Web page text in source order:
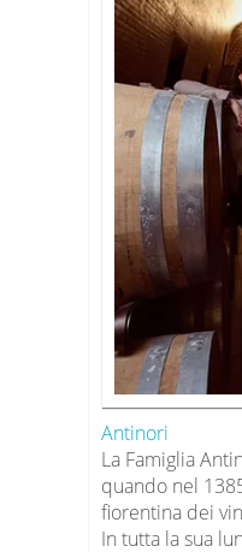
Antinori
La Famiglia
quando nel
fiorentina dei
In tutta la sua